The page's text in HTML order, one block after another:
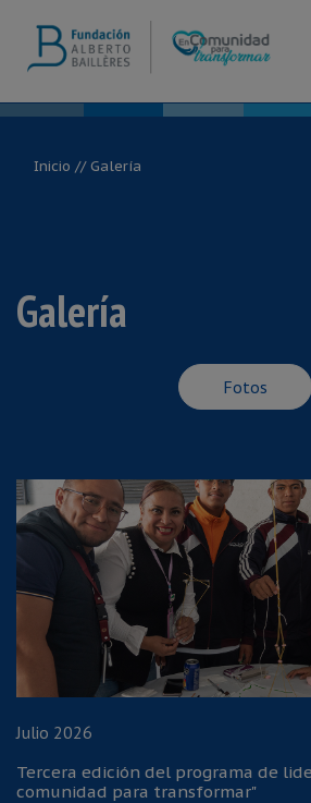
Inicio // Galería
Galería
Fotos
Julio 2026
Tercera edición del programa de
comunidad para transformar"